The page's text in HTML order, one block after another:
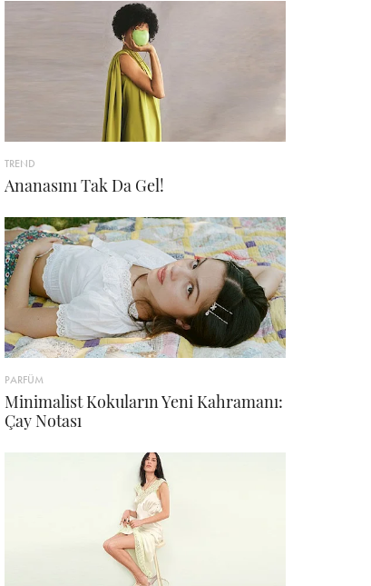
TREND
Ananasını Tak Da Gel!
PARFÜM
Minimalist Kokuların Yeni Kahramanı:
Çay Notası